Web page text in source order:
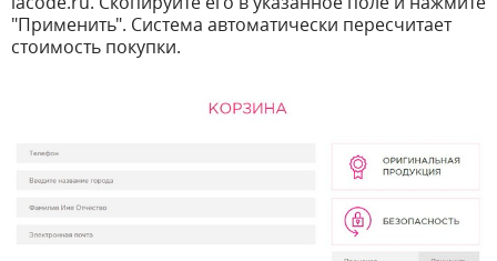
"Применить". Система автоматически пересчитает
стоимость покупки.